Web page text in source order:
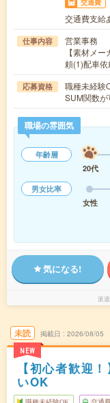
交通費
交通費支給
仕事内容
営業事務
【素材メ
頼(1)配車
応募資格
職種未経験
SUM関数
職場の雰囲気
年齢層
20代
男女比率
女性
気になる!
派
未読
NEW
掲載日 2026/08/05
【初心者歓迎
いOK
職種未経験OK 交通